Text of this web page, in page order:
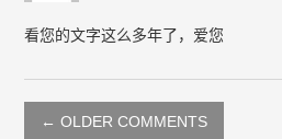
看您的文字这么多年了，爱您
← OLDER COMMENTS